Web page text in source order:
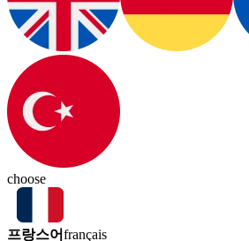
choose
프랑스어français